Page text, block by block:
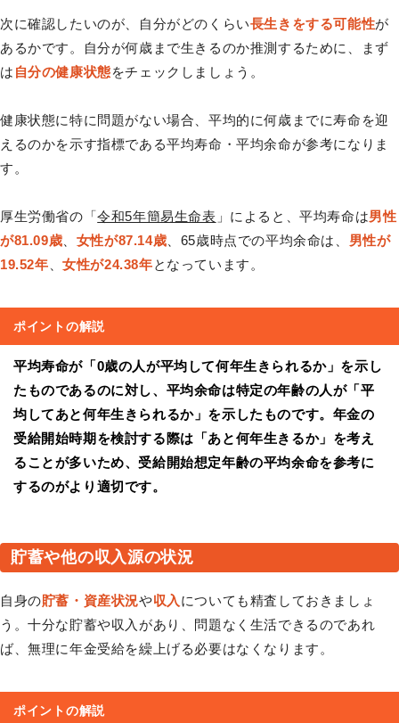
次に確認したいのが、自分がどのくらい長生きをする可能性が
あるかです。自分が何歳まで生きるのか推測するために、まず
は 自分の健康状態をチェックしましょう。
健康状態に特に問題がない場合、平均的に何歳までに寿命を迎
えるのかを示す指標である平均寿命・平均余命が参考になりま
す。
厚生労働省の「令和5年簡易生命表 」によると、平均寿命は男性
が81.09歳
女性が87.14歳 、65歳時点での平均余命は、 男性が
19.52年 、女性が24.38年となっています。
ポイントの解説
平均寿命が「0歳の人が平均して何年生きられるか」を示し
たものであるのに対し、平均余命は特定の年齢の人が「平
均してあと何年生きられるか」を示したものです。年金の
受給開始時期を検討する際は「あと何年生きるか」を考え
ることが多いため、受給開始想定年齢の平均余命を参考に
するのがより適切です。
貯蓄や他の収入源の状況
自身の貯蓄・資産状況や収入 についても精査しておきましょ
う。十分な貯蓄や収入があり、問題なく生活できるのであれ
ば、無理に年金受給を繰上げる必要はなくなります。
ポイントの解説